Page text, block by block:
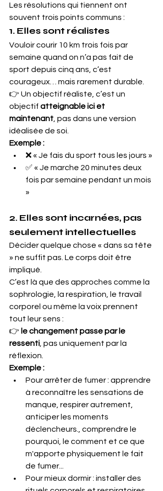
Les résolutions qui tiennent ont
souvent trois points communs :
1. Elles sont réalistes
Vouloir courir 10 km trois fois par
semaine quand on n’a pas fait de
sport depuis cinq ans, c’est
courageux… mais rarement durable.
👉 Un objectif réaliste, c’est un
objectif atteignable ici et
maintenant , pas dans une version
idéalisée de soi.
Exemple :
❌ « Je fais du sport tous les jours »
✅ « Je marche 20 minutes deux
fois par semaine pendant un mois
»
2. Elles sont incarnées, pas
seulement intellectuelles
Décider quelque chose « dans sa tête
» ne suffit pas. Le corps doit être
impliqué.
C’est là que des approches comme la
sophrologie, la respiration, le travail
corporel ou même la voix prennent
tout leur sens :
👉 le changement passe par le
ressenti , pas uniquement par la
réflexion.
Exemple :
Pour arrêter de fumer : apprendre
à reconnaître les sensations de
manque, respirer autrement,
anticiper les moments
déclencheurs., comprendre le
pourquoi, le comment et ce que
m'apporte physiquement le fait
de fumer...
Pour mieux dormir : installer des